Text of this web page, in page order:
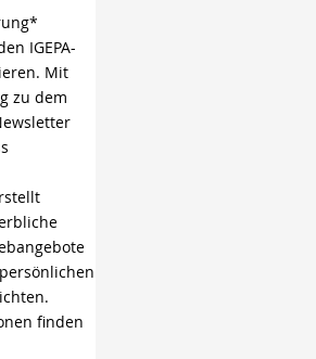
IGEPA-
Mit
zu dem
finden